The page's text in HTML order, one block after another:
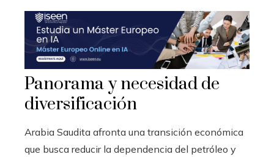
Panorama y necesidad de
diversificación
Arabia Saudita afronta una transición económica
que busca reducir la dependencia del petróleo y